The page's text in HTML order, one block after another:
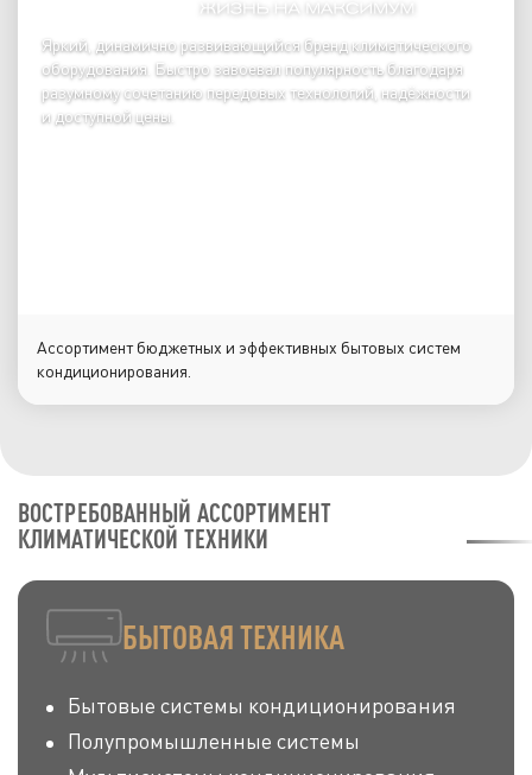
Яркий, динамично развивающийся бренд климатического
оборудования. Быстро завоевал популярность благодаря
разумному сочетанию передовых технологий, надёжности
и доступной цены.
Ассортимент бюджетных и эффективных бытовых систем
кондиционирования.
ВОСТРЕБОВАННЫЙ АССОРТИМЕНТ
КЛИМАТИЧЕСКОЙ ТЕХНИКИ
БЫТОВАЯ ТЕХНИКА
Бытовые системы кондиционирования
Полупромышленные системы